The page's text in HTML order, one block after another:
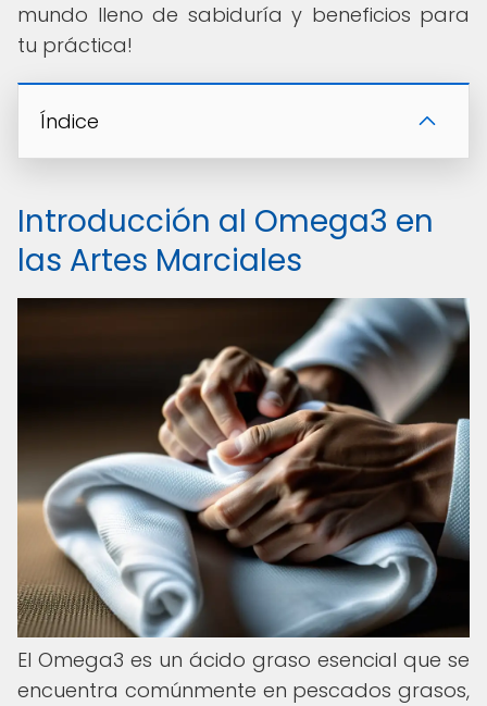
mundo lleno de sabiduría y beneficios para
tu práctica!
Índice
Introducción al Omega3 en
las Artes Marciales
El Omega3 es un ácido graso esencial que se
encuentra comúnmente en pescados grasos,